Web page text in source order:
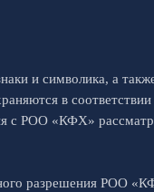
и символика, а
в соответствии
с РОО «КФХ»
разрешения РОО